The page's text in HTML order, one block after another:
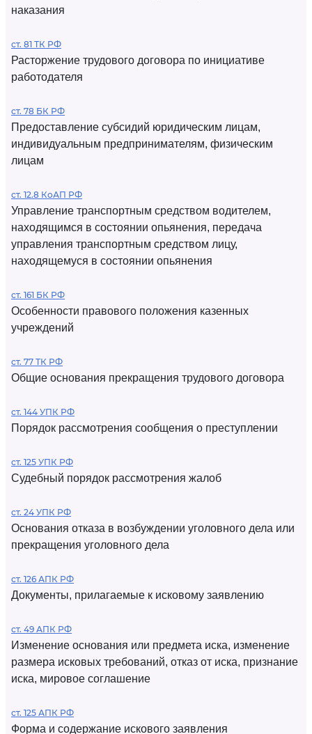
наказания
ст. 81 ТК РФ
Расторжение трудового договора по инициативе
работодателя
ст. 78 БК РФ
Предоставление субсидий юридическим лицам,
индивидуальным предпринимателям, физическим
лицам
ст. 12.8 КоАП РФ
Управление транспортным средством водителем,
находящимся в состоянии опьянения, передача
управления транспортным средством лицу,
находящемуся в состоянии опьянения
ст. 161 БК РФ
Особенности правового положения казенных
учреждений
ст. 77 ТК РФ
Общие основания прекращения трудового договора
ст. 144 УПК РФ
Порядок рассмотрения сообщения о преступлении
ст. 125 УПК РФ
Судебный порядок рассмотрения жалоб
ст. 24 УПК РФ
Основания отказа в возбуждении уголовного дела или
прекращения уголовного дела
ст. 126 АПК РФ
Документы, прилагаемые к исковому заявлению
ст. 49 АПК РФ
Изменение основания или предмета иска, изменение
размера исковых требований, отказ от иска, признание
иска, мировое соглашение
ст. 125 АПК РФ
Форма и содержание искового заявления